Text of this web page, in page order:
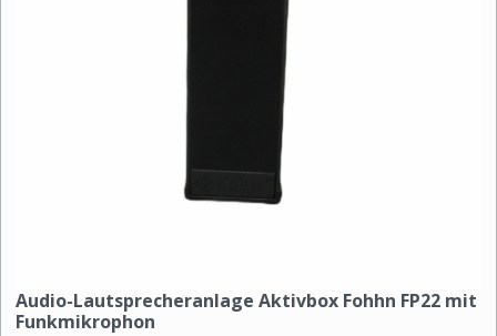
Audio-Lautsprecheranlage Aktivbox Fohhn FP22 mit
Funkmikrophon